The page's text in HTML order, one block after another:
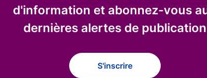
d'information et abonnez-vous
dernières alertes de publication
S'inscrire